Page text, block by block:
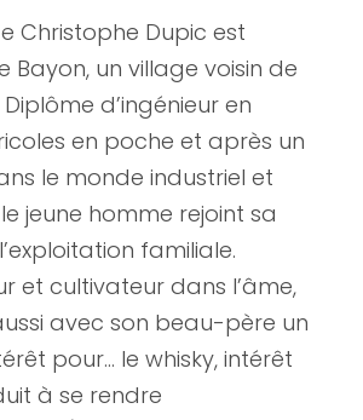
Christophe Dupic est
Bayon, un village voisin de
Diplôme d’ingénieur en
en poche et après un
le monde industriel et
jeune homme rejoint sa
familiale.
et cultivateur dans l’âme,
avec son beau-père un
pour… le whisky, intérêt
à se rendre